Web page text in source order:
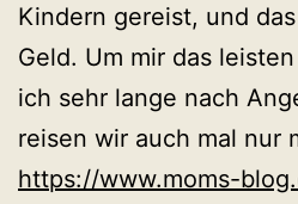
Kindern gereist, und
Geld. Um mir das
ich sehr lange nach
reisen wir auch mal nur
https://www.moms-